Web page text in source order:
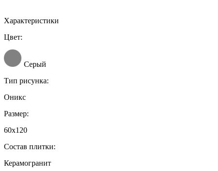
Характеристики
Цвет:
Серый
Тип рисунка:
Оникс
Размер:
60x120
Состав плитки:
Керамогранит